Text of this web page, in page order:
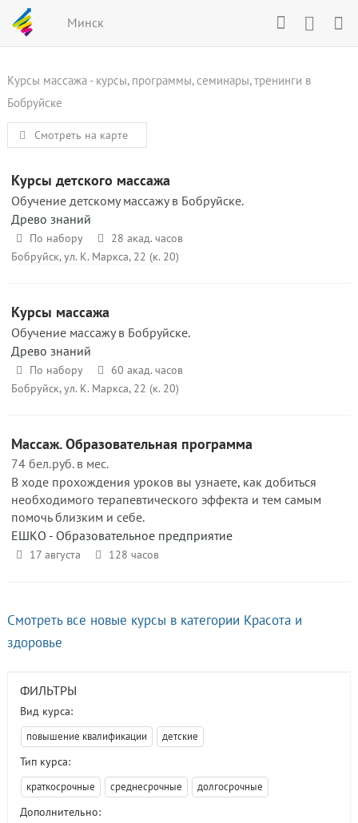
Минск
Курсы массажа - курсы, программы, семинары, тренинги в
Бобруйске
Смотреть на карте
Курсы детского массажа
Обучение детскому массажу в Бобруйске.
Древо знаний
По набору
28 акад. часов
Бобруйск, ул. К. Маркса, 22 (к. 20)
Курсы массажа
Обучение массажу в Бобруйске.
Древо знаний
По набору
60 акад. часов
Бобруйск, ул. К. Маркса, 22 (к. 20)
Массаж. Образовательная программа
74 бел.руб. в мес.
В ходе прохождения уроков вы узнаете, как добиться
необходимого терапевтического эффекта и тем самым
помочь близким и себе.
ЕШКО - Образовательное предприятие
17 августа 128 часов
Смотреть все новые курсы в категории Красота и
здоровье
ФИЛЬТРЫ
Вид курса:
повышение квалификации детские
Тип курса:
краткосрочные среднесрочные долгосрочные
Дополнительно: